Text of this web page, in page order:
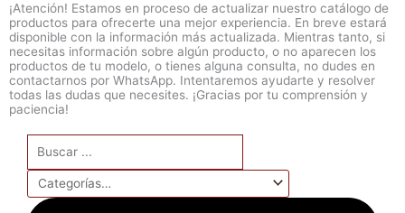
¡Atención! Estamos en proceso de actualizar nuestro catálogo de
productos para ofrecerte una mejor experiencia. En breve estará
disponible con la información más actualizada. Mientras tanto, si
necesitas información sobre algún producto, o no aparecen los
productos de tu modelo, o tienes alguna consulta, no dudes en
contactarnos por WhatsApp. Intentaremos ayudarte y resolver
todas las dudas que necesites. ¡Gracias por tu comprensión y
paciencia!
Search
...